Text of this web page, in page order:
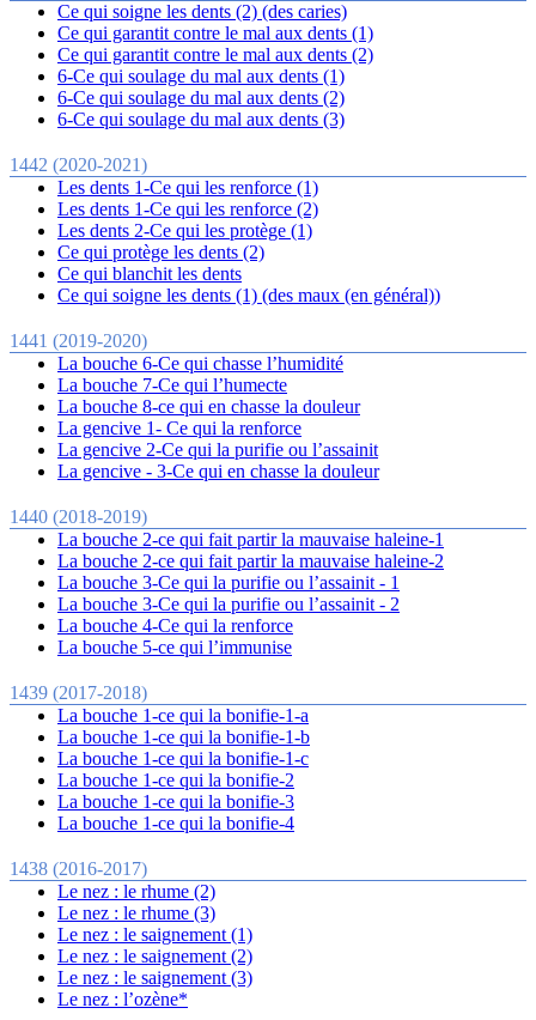
Ce qui soigne les dents (2) (des caries)
Ce qui garantit contre le mal aux dents (1)
Ce qui garantit contre le mal aux dents (2)
6-Ce qui soulage du mal aux dents (1)
6-Ce qui soulage du mal aux dents (2)
6-Ce qui soulage du mal aux dents (3)
1442 (2020-2021)
Les dents 1-Ce qui les renforce (1)
Les dents 1-Ce qui les renforce (2)
Les dents 2-Ce qui les protège (1)
Ce qui protège les dents (2)
Ce qui blanchit les dents
Ce qui soigne les dents (1) (des maux (en général))
1441 (2019-2020)
La bouche 6-Ce qui chasse l’humidité
La bouche 7-Ce qui l’humecte
La bouche 8-ce qui en chasse la douleur
La gencive 1- Ce qui la renforce
La gencive 2-Ce qui la purifie ou l’assainit
La gencive - 3-Ce qui en chasse la douleur
1440 (2018-2019)
La bouche 2-ce qui fait partir la mauvaise haleine-1
La bouche 2-ce qui fait partir la mauvaise haleine-2
La bouche 3-Ce qui la purifie ou l’assainit - 1
La bouche 3-Ce qui la purifie ou l’assainit - 2
La bouche 4-Ce qui la renforce
La bouche 5-ce qui l’immunise
1439 (2017-2018)
La bouche 1-ce qui la bonifie-1-a
La bouche 1-ce qui la bonifie-1-b
La bouche 1-ce qui la bonifie-1-c
La bouche 1-ce qui la bonifie-2
La bouche 1-ce qui la bonifie-3
La bouche 1-ce qui la bonifie-4
1438 (2016-2017)
Le nez : le rhume (2)
Le nez : le rhume (3)
Le nez : le saignement (1)
Le nez : le saignement (2)
Le nez : le saignement (3)
Le nez : l’ozène*